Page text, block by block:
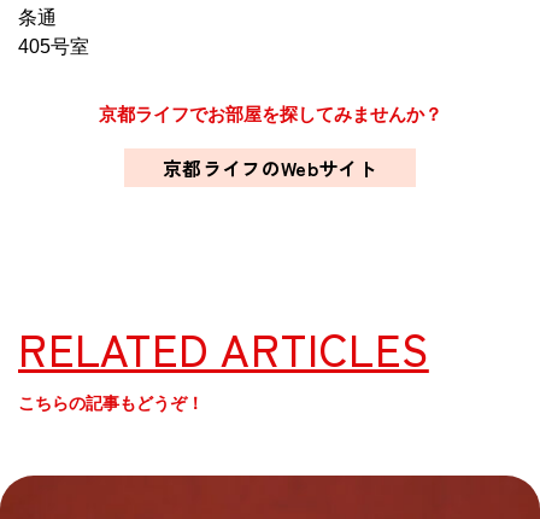
条通
405号室
京都ライフでお部屋を探してみませんか？
京都ライフのWebサイト
RELATED ARTICLES
こちらの記事もどうぞ！